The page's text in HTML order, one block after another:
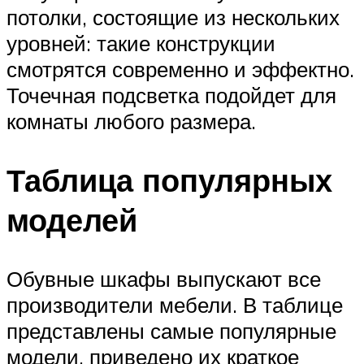
потолки, состоящие из нескольких
уровней: такие конструкции
смотрятся современно и эффектно.
Точечная подсветка подойдет для
комнаты любого размера.
Таблица популярных
моделей
Обувные шкафы выпускают все
производители мебели. В таблице
представлены самые популярные
модели, приведено их краткое